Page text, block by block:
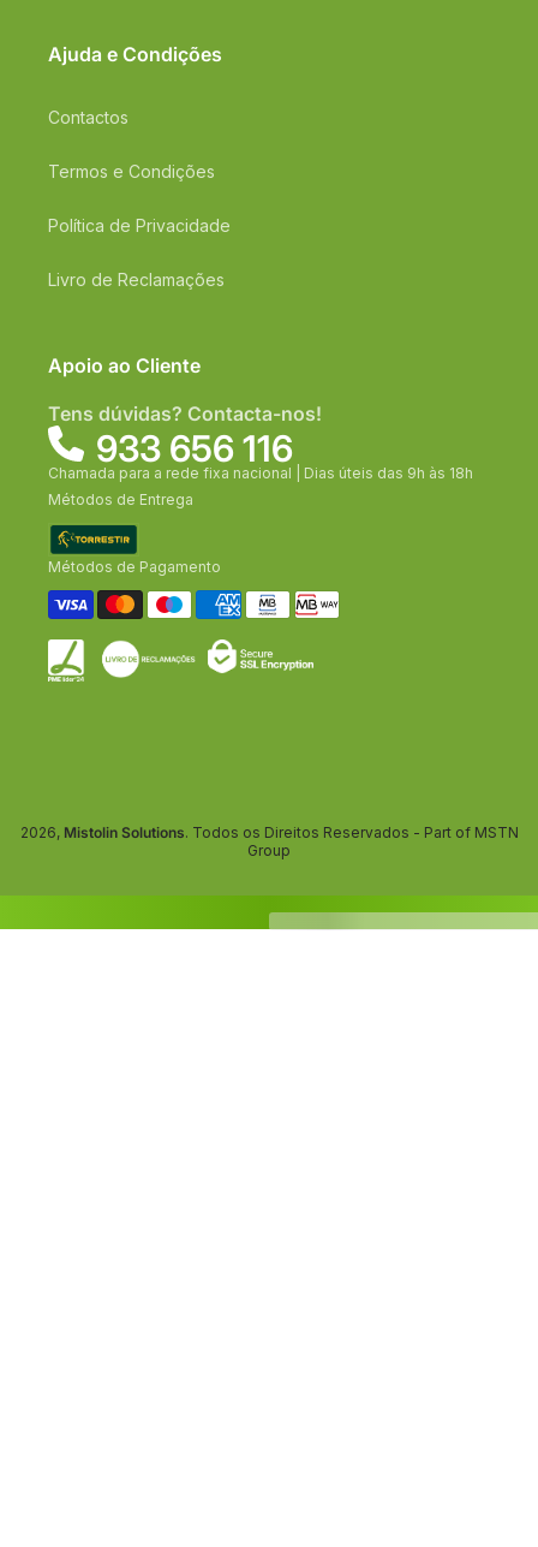
Ajuda e Condições
Contactos
Termos e Condições
Política de Privacidade
Livro de Reclamações
Apoio ao Cliente
Tens dúvidas? Contacta-nos!
933 656 116
Chamada para a rede fixa nacional | Dias úteis das 9h às 18h
Métodos de Entrega
Métodos de Pagamento
2026, Mistolin Solutions. Todos os Direitos Reservados - Part of MSTN
Group